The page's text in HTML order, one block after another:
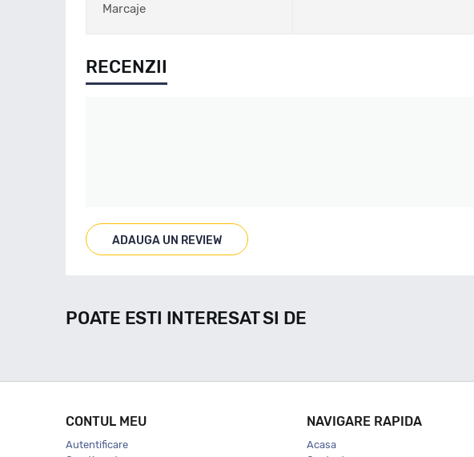
Marcaje
RECENZII
ADAUGA UN REVIEW
POATE ESTI INTERESAT SI DE
CONTUL MEU
Autentificare
NAVIGARE RAPIDA
Acasa